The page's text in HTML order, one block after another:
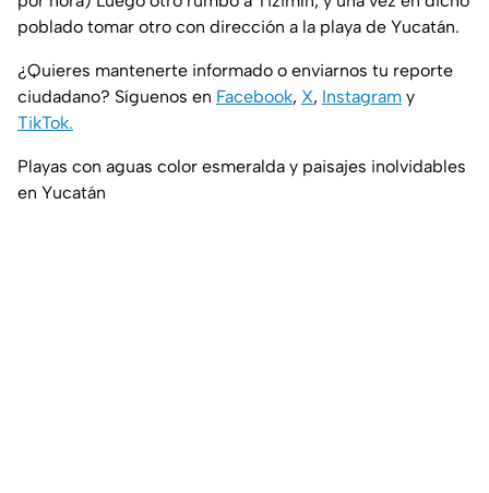
poblado tomar otro con dirección a la playa de Yucatán.
¿Quieres mantenerte informado o enviarnos tu reporte
ciudadano? Síguenos en Facebook, X, Instagram y
TikTok.
Playas con aguas color esmeralda y paisajes inolvidables
en Yucatán